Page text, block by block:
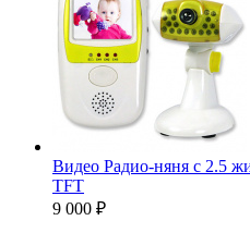
Видео Радио-няня c 2.5
TFT
9 000 ₽